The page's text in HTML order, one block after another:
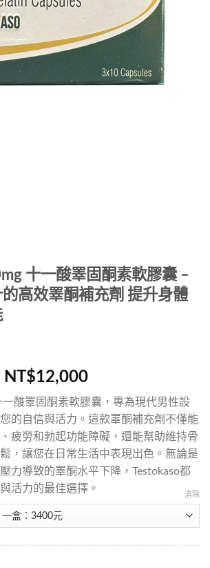
十一酸睪固酮素軟膠囊 –
高效睪酮補充劑 提升身體
NT$12,000
一酸睪固酮素軟膠囊，專為現代男性設
的自信與活力。這款睪酮補充劑不僅能
疲勞和勃起功能障礙，還能幫助維持骨
，讓您在日常生活中表現出色。無論是
力導致的睪酮水平下降，Testokaso都
活力的最佳選擇。
清除